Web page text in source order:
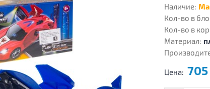
Наличие:
Кол-во в
Кол-во в
Материал:
Цена: 705